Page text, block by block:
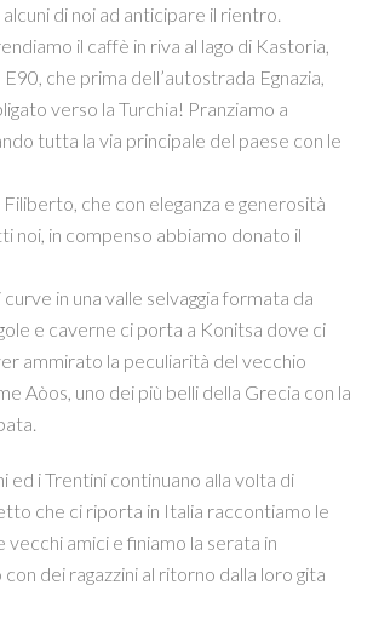
di noi ad anticipare il rientro.
il caffè in riva al lago di Kastoria,
che prima dell’autostrada Egnazia,
verso la Turchia! Pranziamo a
tutta la via principale del paese con le
Filiberto, che con eleganza e generosità
noi, in compenso abbiamo donato il
in una valle selvaggia formata da
e caverne ci porta a Konitsa dove ci
ammirato la peculiarità del vecchio
Aòos, uno dei più belli della Grecia con la
ed i Trentini continuano alla volta di
che ci riporta in Italia raccontiamo le
amici e finiamo la serata in
dei ragazzini al ritorno dalla loro gita